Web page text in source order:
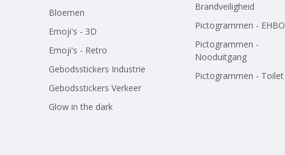
Bloemen
Emoji's - 3D
Emoji's - Retro
Gebodsstickers Industrie
Gebodsstickers Verkeer
Glow in the dark
Brandveiligheid
Pictogrammen - EHBO
Pictogrammen -
Nooduitgang
Pictogrammen - Toilet